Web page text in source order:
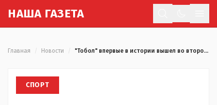
НАША ГАЗЕТА
Главная Новости "Тобол" впервые в истории вышел во второй раунд Лиги Европы
СПОРТ